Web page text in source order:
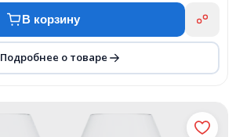
В корзину
Подробнее о товаре